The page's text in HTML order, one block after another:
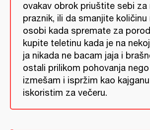
ovakav obrok priuštite sebi za
praznik, ili da smanjite količinu
osobi kada spremate za
kupite teletinu kada je na
ja nikada ne bacam jaja i
ostali prilikom pohovanja
izmešam i ispržim kao
iskoristim za večeru.